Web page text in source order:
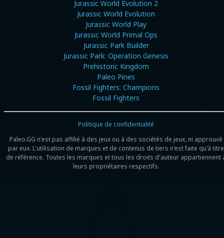
Jurassic World Evolution 2
Jurassic World Evolution
Jurassic World Play
Jurassic World Primal Ops
Jurassic Park Builder
Jurassic Park: Operation Genesis
Prehistoric Kingdom
Paleo Pines
Fossil Fighters: Champions
Fossil Fighters
Paleo.GG n'est pas affilié à des jeux ou à des sociétés de jeux, ni approuvé
par eux. L'utilisation de marques et de contenus de tiers n'est faite qu'à titre
de référence. Toutes les marques et tous les droits d'auteur appartiennent
leurs propriétaires respectifs.
Politique de confidentialité